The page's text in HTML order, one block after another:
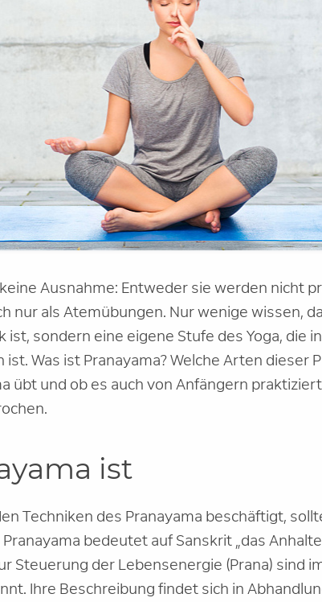
Ausnahme: Entweder sie werden nicht
nur als Atemübungen. Nur wenige wissen,
sondern eine eigene Stufe des Yoga, die
Was ist Pranayama? Welche Arten dieser
übt und ob es auch von Anfängern
ist
Techniken des Pranayama beschäftigt,
bedeutet auf Sanskrit „das
Steuerung der Lebensenergie (Prana) sind
Ihre Beschreibung findet sich in